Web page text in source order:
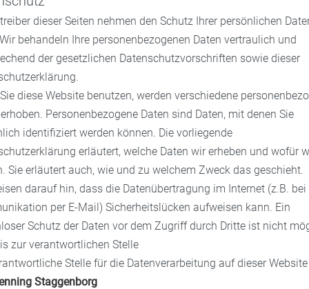
dieser Seiten nehmen den Schutz Ihrer persönlichen
behandeln Ihre personenbezogenen Daten vertraulich und
der gesetzlichen Datenschutzvorschriften sowie dieser
diese Website benutzen, werden verschiedene
Personenbezogene Daten sind Daten, mit denen Sie
identifiziert werden können. Die vorliegende
erläutert, welche Daten wir erheben und wofür
Sie erläutert auch, wie und zu welchem Zweck das geschieht.
darauf hin, dass die Datenübertragung im Internet (z.B. bei
per E-Mail) Sicherheitslücken aufweisen kann. Ein
Schutz der Daten vor dem Zugriff durch Dritte ist nicht
zur verantwortlichen Stelle
Stelle für die Datenverarbeitung auf dieser
Staggenborg